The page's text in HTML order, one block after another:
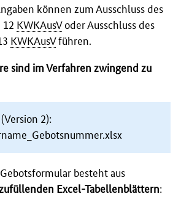
können zum Ausschluss des
12 KWKAusVoder Ausschluss des
KWKAusVführen.
sind im Verfahren zwingend zu
2):
besteht aus
Excel-Tabellenblättern: